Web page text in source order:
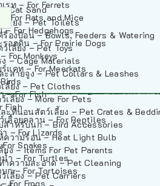
Cat Sand
เลี้ยง – Pet Toilets
องป้อน – Bowls, Feeders & Watering
เลี้ยง – Pet Toys
– Cage Materials
ะสายจูง – Pet Collars & Leashes
ลี้ยง – Pet Clothes
ลี้ยง – More For Pets
ะที่นอนสัตว์เลี้ยง – Pet Crates &
สำหรับนก – Bird Accessories
ความร้อน – Heat Light Bulb
ง – Items For Pet Parents
ความสะอาด – Pet Cleaning
เลี้ยง – Pet Carriers
รท – For Ferrets
– For Rats and Mice
– For Hedgehogs
รอกดิน – For Prairie Dogs
For Monkeys
แคท – For Meerkats
– For Fish
Fish
เลื้อยคลาน – For Reptiles
– For Lizards
Snakes
น้ำ – For Turtles
ก – For Tortoises
For Frogs